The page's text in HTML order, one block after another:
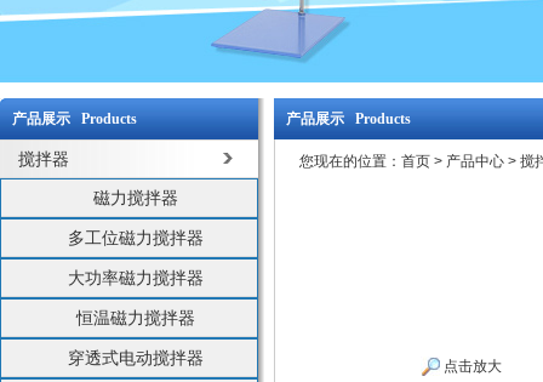
产品展示 Products
搅拌器
磁力搅拌器
多工位磁力搅拌器
大功率磁力搅拌器
恒温磁力搅拌器
穿透式电动搅拌器
产品展示 Products
您现在的位置： 首页 > 产品中心 > 搅
点击放大